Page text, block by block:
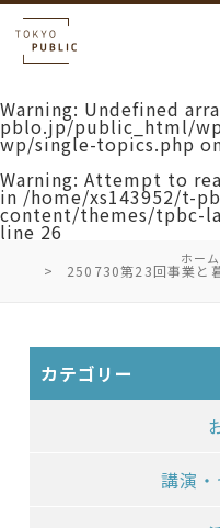
Warning: Undefined
pblo.jp/public_html/
wp/single-topics.php
Warning: Attempt to
in /home/xs143952/t-
content/themes/tpbc-
line 26
ホーム
250730第23回事業と
カテゴリー
講演